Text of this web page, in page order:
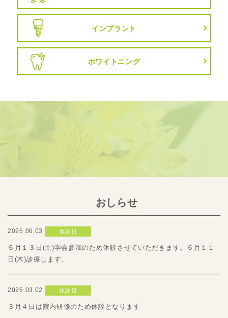
インプラント
ホワイトニング
おしらせ
2026.06.03 休診日
６月１３日(土)学会参加のため休診させていただきます。６月１１
日(木)診療します。
2026.03.02 休診日
３月４日は院内研修のため休診となります